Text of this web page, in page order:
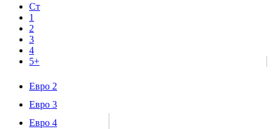
Ст
1
2
3
4
5+
Евро 2
Евро 3
Евро 4